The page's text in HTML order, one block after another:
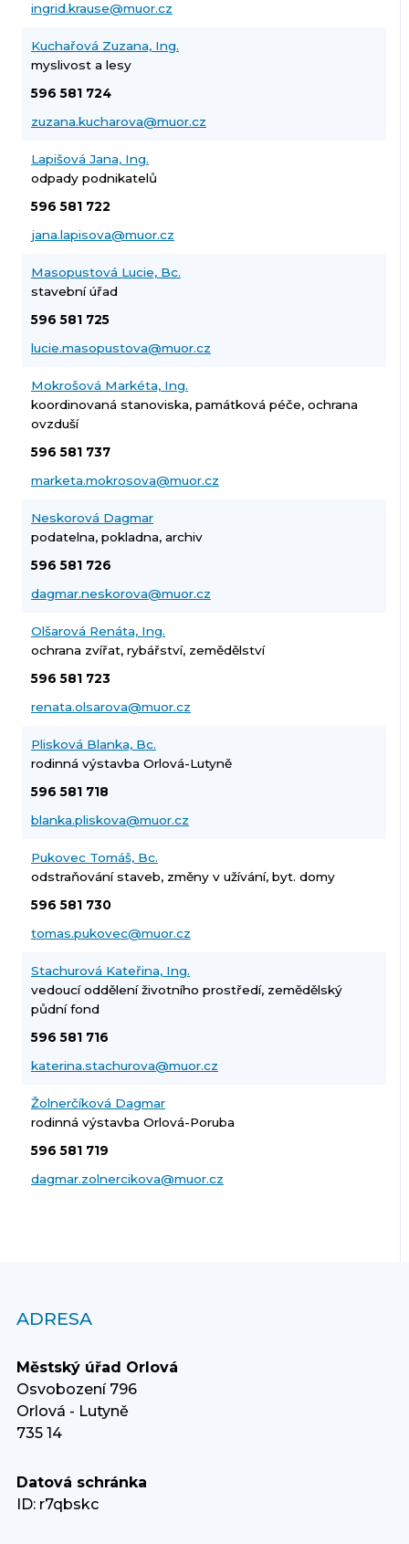
ingrid.krause@muor.cz
Kuchařová Zuzana, Ing.
myslivost a lesy
596 581 724
zuzana.kucharova@muor.cz
Lapišová Jana, Ing.
odpady podnikatelů
596 581 722
jana.lapisova@muor.cz
Masopustová Lucie, Bc.
stavební úřad
596 581 725
lucie.masopustova@muor.cz
Mokrošová Markéta, Ing.
koordinovaná stanoviska, památková péče, ochrana
ovzduší
596 581 737
marketa.mokrosova@muor.cz
Neskorová Dagmar
podatelna, pokladna, archiv
596 581 726
dagmar.neskorova@muor.cz
Olšarová Renáta, Ing.
ochrana zvířat, rybářství, zemědělství
596 581 723
renata.olsarova@muor.cz
Plisková Blanka, Bc.
rodinná výstavba Orlová-Lutyně
596 581 718
blanka.pliskova@muor.cz
Pukovec Tomáš, Bc.
odstraňování staveb, změny v užívání, byt. domy
596 581 730
tomas.pukovec@muor.cz
Stachurová Kateřina, Ing.
vedoucí oddělení životního prostředí, zemědělský
půdní fond
596 581 716
katerina.stachurova@muor.cz
Žolnerčíková Dagmar
rodinná výstavba Orlová-Poruba
596 581 719
dagmar.zolnercikova@muor.cz
ADRESA
Městský úřad Orlová
Osvobození 796
Orlová - Lutyně
735 14
Datová schránka
ID: r7qbskc